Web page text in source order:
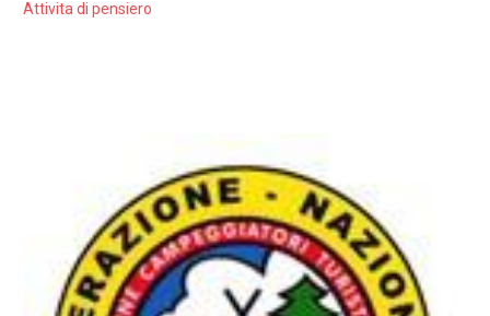
Attivita di pensiero